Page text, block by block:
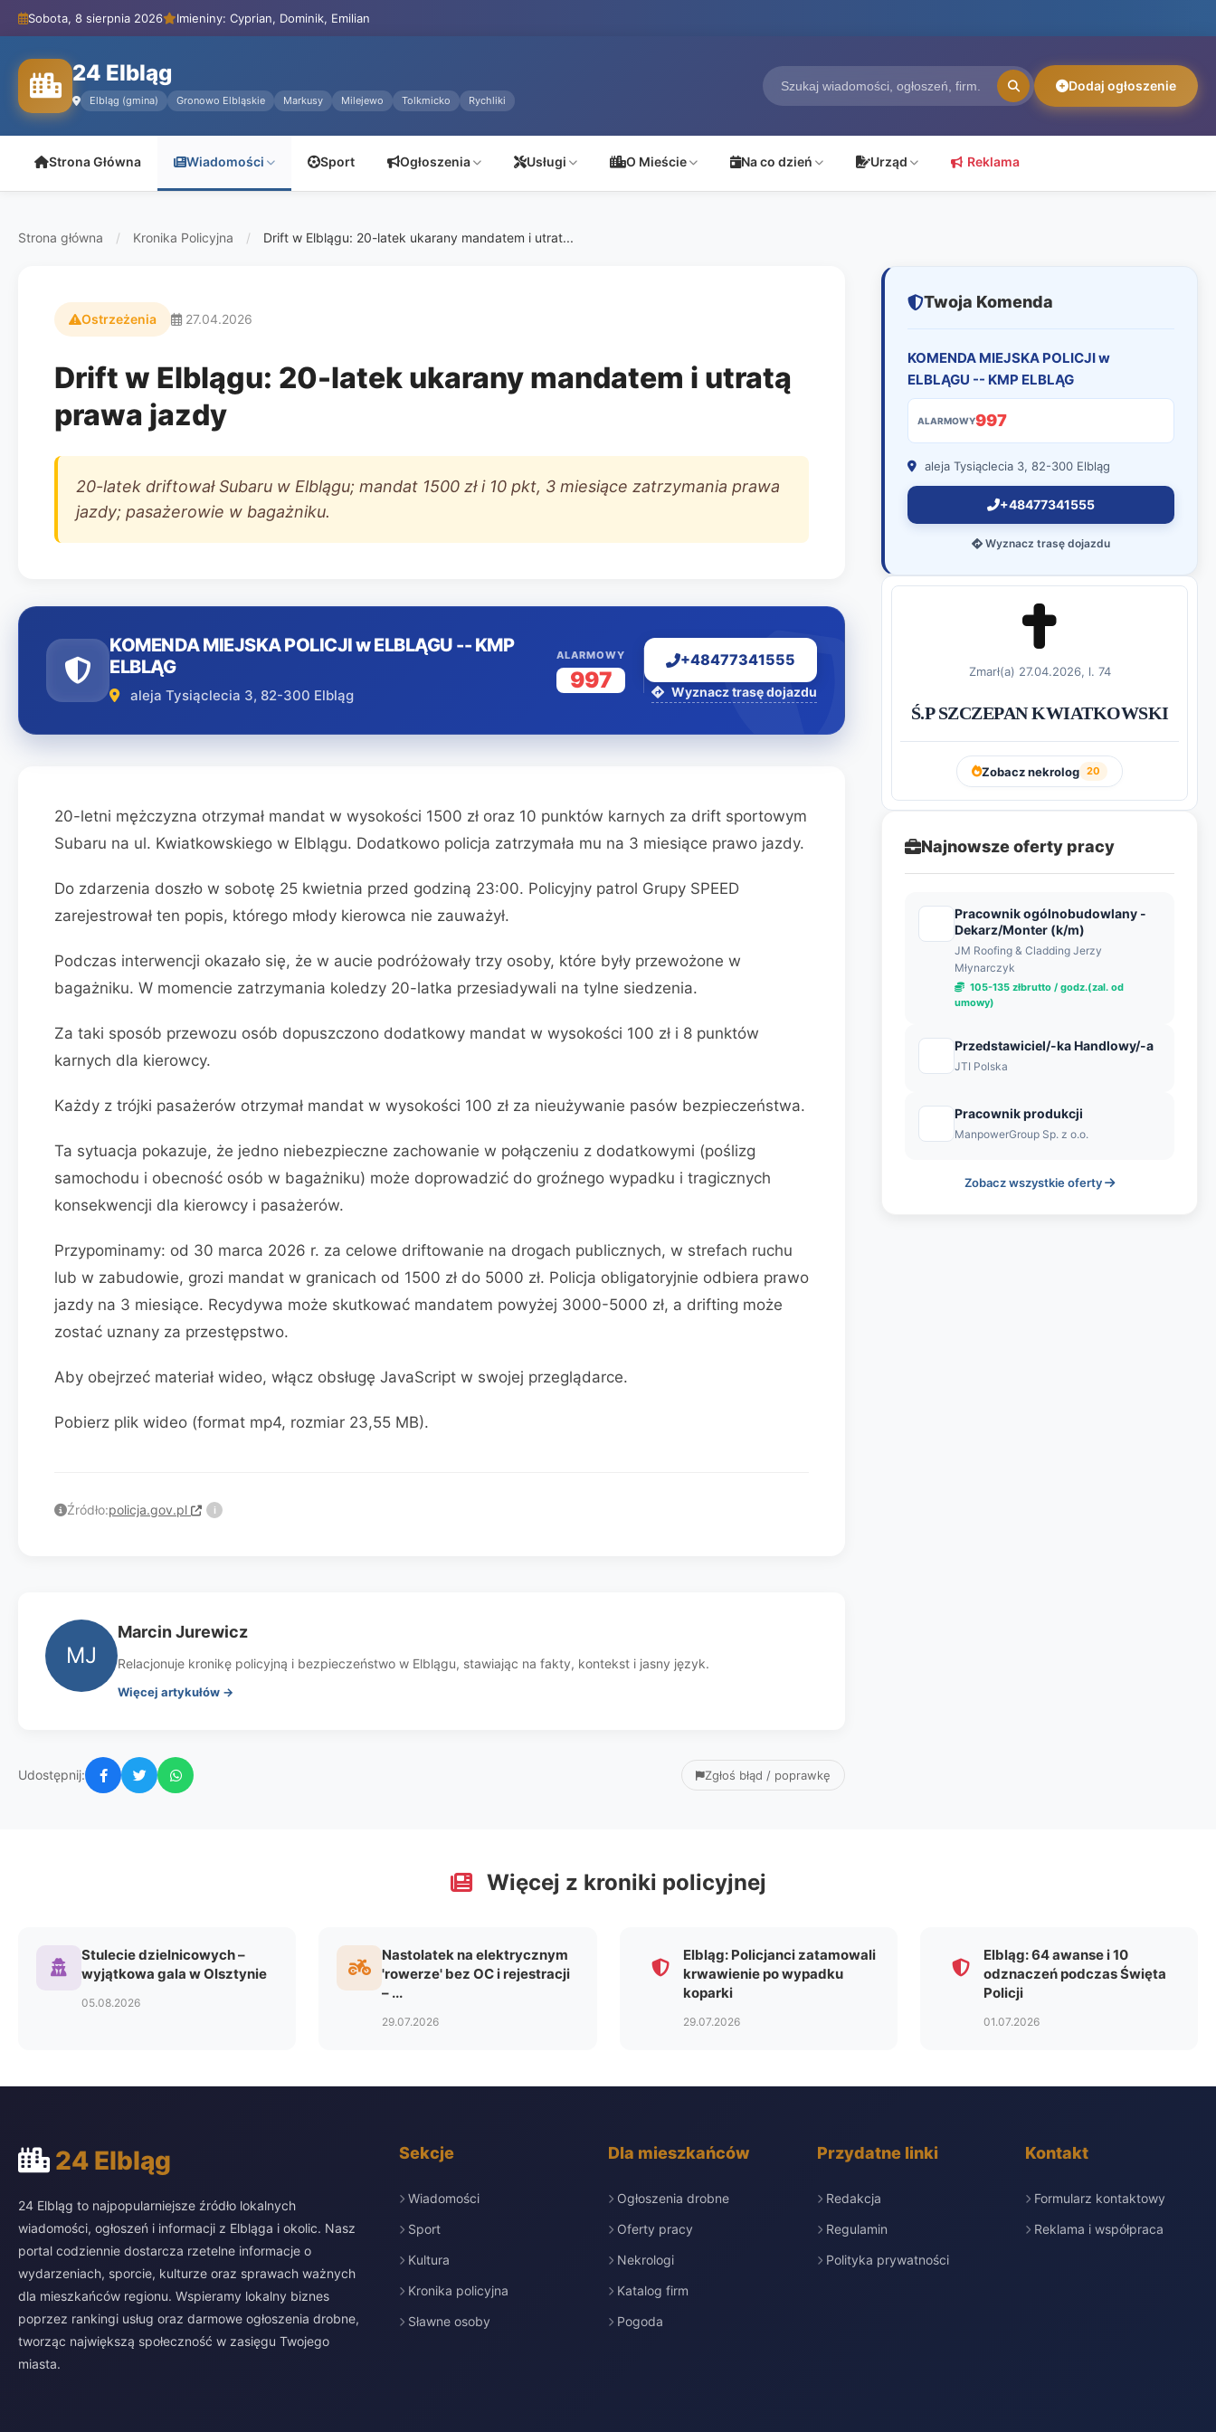
Sobota, 8 sierpnia 2026 Imieniny: Cyprian, Dominik, Emilian
24 Elbląg
Elbląg (gmina) Gronowo Elbląskie Markusy Milejewo Tolkmicko Rychliki
Dodaj ogłoszenie
Strona Główna Wiadomości Sport Ogłoszenia Usługi O Mieście Na co dzień Urząd Reklama
Strona główna / Kronika Policyjna / Drift w Elblągu: 20-latek ukarany mandatem i utrat...
Ostrzeżenia 27.04.2026
Drift w Elblągu: 20-latek ukarany mandatem i utratą
prawa jazdy
20-latek driftował Subaru w Elblągu; mandat 1500 zł i 10 pkt, 3 miesiące zatrzymania prawa
jazdy; pasażerowie w bagażniku.
KOMENDA MIEJSKA POLICJI w ELBLĄGU -- KMP
ELBLĄG
aleja Tysiąclecia 3, 82-300 Elbląg
ALARMOWY
997
+48477341555
Wyznacz trasę dojazdu
20-letni mężczyzna otrzymał mandat w wysokości 1500 zł oraz 10 punktów karnych za drift sportowym
Subaru na ul. Kwiatkowskiego w Elblągu. Dodatkowo policja zatrzymała mu na 3 miesiące prawo jazdy.
Do zdarzenia doszło w sobotę 25 kwietnia przed godziną 23:00. Policyjny patrol Grupy SPEED
zarejestrował ten popis, którego młody kierowca nie zauważył.
Podczas interwencji okazało się, że w aucie podróżowały trzy osoby, które były przewożone w
bagażniku. W momencie zatrzymania koledzy 20-latka przesiadywali na tylne siedzenia.
Za taki sposób przewozu osób dopuszczono dodatkowy mandat w wysokości 100 zł i 8 punktów
karnych dla kierowcy.
Każdy z trójki pasażerów otrzymał mandat w wysokości 100 zł za nieużywanie pasów bezpieczeństwa.
Ta sytuacja pokazuje, że jedno niebezpieczne zachowanie w połączeniu z dodatkowymi (poślizg
samochodu i obecność osób w bagażniku) może doprowadzić do groźnego wypadku i tragicznych
konsekwencji dla kierowcy i pasażerów.
Przypominamy: od 30 marca 2026 r. za celowe driftowanie na drogach publicznych, w strefach ruchu
lub w zabudowie, grozi mandat w granicach od 1500 zł do 5000 zł. Policja obligatoryjnie odbiera prawo
jazdy na 3 miesiące. Recydywa może skutkować mandatem powyżej 3000-5000 zł, a drifting może
zostać uznany za przestępstwo.
Aby obejrzeć materiał wideo, włącz obsługę JavaScript w swojej przeglądarce.
Pobierz plik wideo (format mp4, rozmiar 23,55 MB).
Źródło:policja.gov.pl i
MJ
Marcin Jurewicz
Relacjonuje kronikę policyjną i bezpieczeństwo w Elblągu, stawiając na fakty, kontekst i jasny język.
Więcej artykułów →
Udostępnij: Zgłoś błąd / poprawkę
Twoja Komenda
KOMENDA MIEJSKA POLICJI w
ELBLĄGU -- KMP ELBLĄG
ALARMOWY997
aleja Tysiąclecia 3, 82-300 Elbląg
+48477341555
Wyznacz trasę dojazdu
Zmarł(a) 27.04.2026, l. 74
Ś.P SZCZEPAN KWIATKOWSKI
Zobacz nekrolog 20
Najnowsze oferty pracy
Pracownik ogólnobudowlany -
Dekarz/Monter (k/m)
JM Roofing & Cladding Jerzy
Młynarczyk
105-135 złbrutto / godz.(zal. od
umowy)
Przedstawiciel/-ka Handlowy/-a
JTI Polska
Pracownik produkcji
ManpowerGroup Sp. z o.o.
Zobacz wszystkie oferty
Więcej z kroniki policyjnej
Stulecie dzielnicowych –
wyjątkowa gala w Olsztynie
05.08.2026
Nastolatek na elektrycznym
'rowerze' bez OC i rejestracji
– ...
29.07.2026
Elbląg: Policjanci zatamowali
krwawienie po wypadku
koparki
29.07.2026
Elbląg: 64 awanse i 10
odznaczeń podczas Święta
Policji
01.07.2026
24 Elbląg
24 Elbląg to najpopularniejsze źródło lokalnych
wiadomości, ogłoszeń i informacji z Elbląga i okolic. Nasz
portal codziennie dostarcza rzetelne informacje o
wydarzeniach, sporcie, kulturze oraz sprawach ważnych
dla mieszkańców regionu. Wspieramy lokalny biznes
poprzez rankingi usług oraz darmowe ogłoszenia drobne,
tworząc największą społeczność w zasięgu Twojego
miasta.
Sekcje
Wiadomości
Sport
Kultura
Kronika policyjna
Sławne osoby
Dla mieszkańców
Ogłoszenia drobne
Oferty pracy
Nekrologi
Katalog firm
Pogoda
Przydatne linki
Redakcja
Regulamin
Polityka prywatności
Kontakt
Formularz kontaktowy
Reklama i współpraca